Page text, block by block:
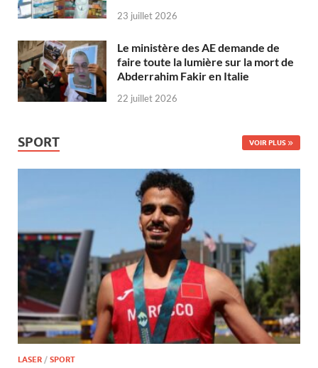
23 juillet 2026
Le ministère des AE demande de
faire toute la lumière sur la mort de
Abderrahim Fakir en Italie
22 juillet 2026
SPORT VOIR PLUS
LASER / SPORT